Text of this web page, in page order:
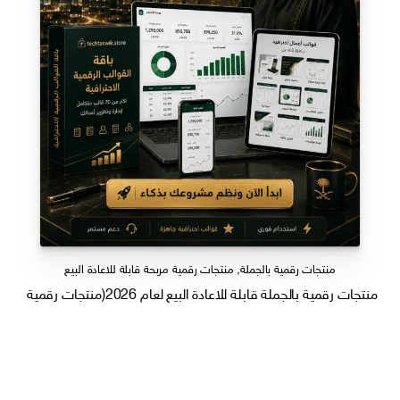
منتجات رقمية بالجملة, منتجات رقمية مربحة قابلة للاعادة البيع
منتجات رقمية بالجملة قابلة للاعادة البيع لعام 2026(منتجات رقمية الاكثر طلبا جاهزة للاستخدام واعادة البيع)